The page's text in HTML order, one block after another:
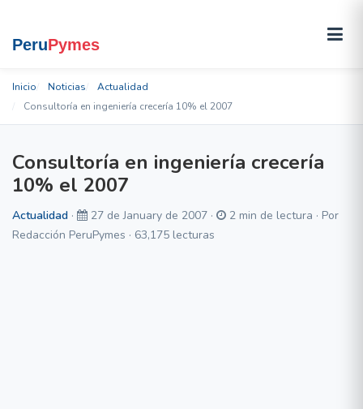
Inicio Noticias
Actualidad
Consultoría en ingeniería crecería 10% el 2007
Consultoría en ingeniería crecería
10% el 2007
Actualidad · 27 de January de 2007 ·
2 min de lectura · Por
Redacción PeruPymes · 63,175 lecturas